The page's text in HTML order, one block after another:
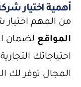
أهمية اختيار
من المهم
المواقع لضمان
احتياجاتك
المجال توفر لك